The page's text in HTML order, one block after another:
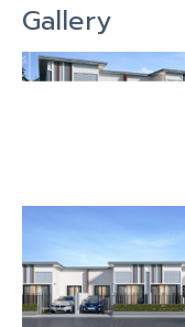
Gallery